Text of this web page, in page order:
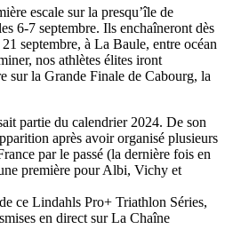
escale sur la presqu’île de
6-7 septembre. Ils enchaîneront dès
septembre, à La Baule, entre océan
nos athlètes élites iront
sur la Grande Finale de Cabourg, la
partie du calendrier 2024. De son
après avoir organisé plusieurs
par le passé (la dernière fois en
première pour Albi, Vichy et
ce Lindahls Pro+ Triathlon Séries,
en direct sur La Chaîne